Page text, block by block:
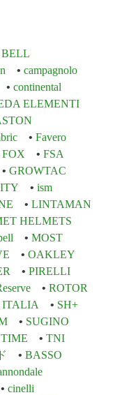
BELL
campagnolo
continental
ELEMENTI
Favero
FOX
FSA
GROWTAC
ism
LINTAMAN
HELMETS
MOST
OAKLEY
PIRELLI
ROTOR
ITALIA
SH+
SUGINO
TIME
TNI
BASSO
cinelli